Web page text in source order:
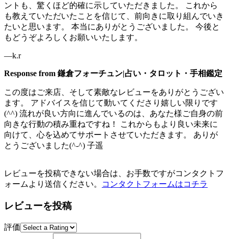
ントも、驚くほど的確に示していただきました。 これから
も教えていただいたことを信じて、前向きに取り組んでいき
たいと思います。 本当にありがとうございました。 今後と
もどうぞよろしくお願いいたします。
—k.r
Response from 鎌倉フォーチュン|占い・タロット・手相鑑定
この度はご来店、そして素敵なレビューをありがとうござい
ます。 アドバイスを信じて動いてくださり嬉しい限りです
(^^) 流れが良い方向に進んでいるのは、あなた様ご自身の前
向きな行動の積み重ねですね！ これからもより良い未来に
向けて、心を込めてサポートさせていただきます。 ありが
とうございました(^-^) 子遥
レビューを投稿できない場合は、お手数ですがコンタクトフ
ォームより送信ください。
コンタクトフォームはコチラ
レビューを投稿
評価